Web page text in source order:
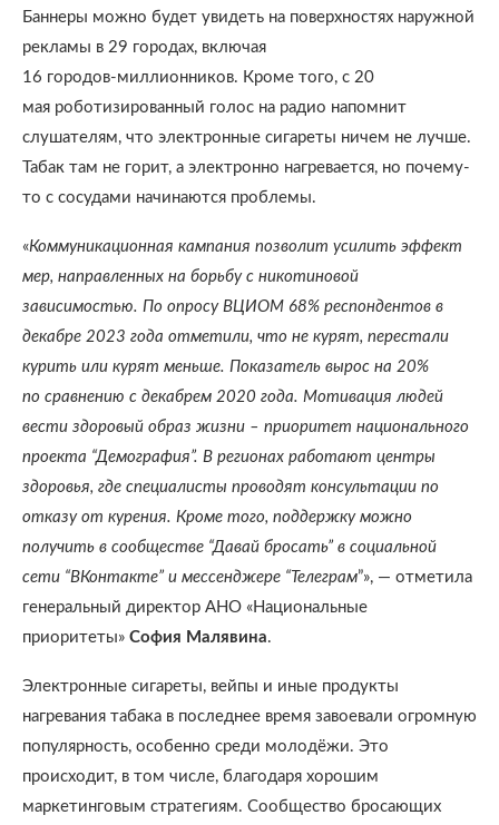
Баннеры можно будет увидеть на поверхностях наружной
рекламы в 29 городах, включая
16 городов-миллионников. Кроме того, с 20
мая роботизированный голос на радио напомнит
слушателям, что электронные сигареты ничем не лучше.
Табак там не горит, а электронно нагревается, но почему-
то с сосудами начинаются проблемы.
«Коммуникационная кампания позволит усилить эффект
мер, направленных на борьбу с никотиновой
зависимостью. По опросу ВЦИОМ 68% респондентов в
декабре 2023 года отметили, что не курят, перестали
курить или курят меньше. Показатель вырос на 20%
по сравнению с декабрем 2020 года. Мотивация людей
вести здоровый образ жизни – приоритет национального
проекта “Демография”. В регионах работают центры
здоровья, где специалисты проводят консультации по
отказу от курения. Кроме того, поддержку можно
получить в сообществе “Давай бросать” в социальной
сети “ВКонтакте” и мессенджере “Телеграм”», — отметила
генеральный директор АНО «Национальные
приоритеты» София Малявина.
Электронные сигареты, вейпы и иные продукты
нагревания табака в последнее время завоевали огромную
популярность, особенно среди молодёжи. Это
происходит, в том числе, благодаря хорошим
маркетинговым стратегиям. Сообщество бросающих